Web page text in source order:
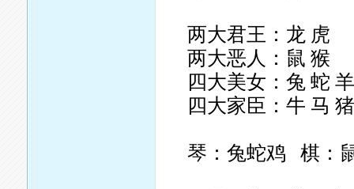
两大君王：龙 虎
两大恶人：鼠 猴
四大美女：兔 蛇
四大家臣：牛 马
琴：兔蛇鸡 棋：